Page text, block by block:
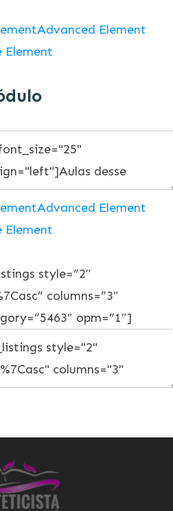
Advanced Element
Element
Advanced Element
Element
style=”2″
columns=”3″
opm=”1″]